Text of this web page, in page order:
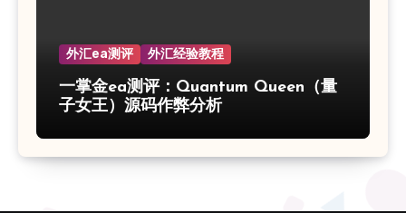
外汇ea测评 外汇经验教程
一掌金ea测评：Quantum Queen（量
子女王）源码作弊分析